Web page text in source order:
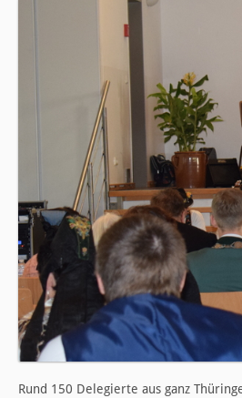
Rund 150 Delegierte aus ganz